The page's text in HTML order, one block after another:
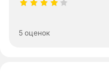
5 оценок